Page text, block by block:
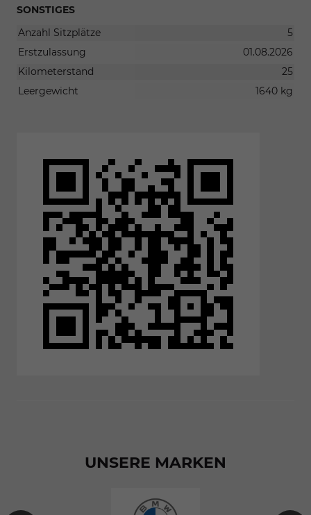
SONSTIGES
Anzahl Sitzplätze
5
Erstzulassung
01.08.2026
Kilometerstand
25
Leergewicht
1640 kg
UNSERE MARKEN